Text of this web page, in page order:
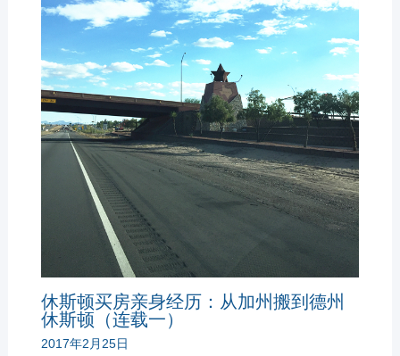
休斯顿买房亲身经历：从加州搬到德州
休斯顿（连载一）
2017年2月25日